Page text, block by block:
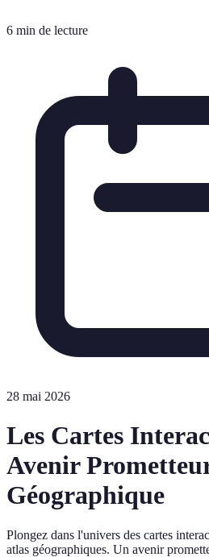
6 min de lecture
28 mai 2026
Les Cartes
Avenir
Géographique
Plongez dans l'univers des cartes
atlas géographiques. Un avenir